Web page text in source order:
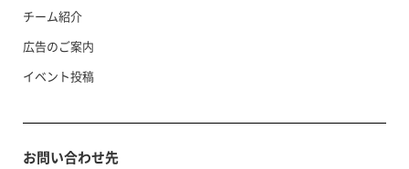
チーム紹介
広告のご案内
イベント投稿
お問い合わせ先